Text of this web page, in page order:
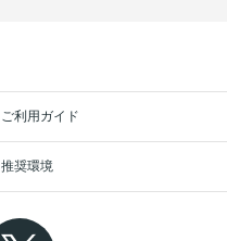
ご利用ガイド
推奨環境